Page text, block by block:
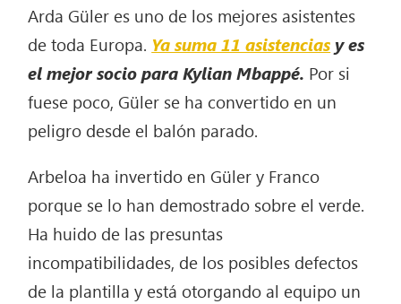
Arda Güler es uno de los mejores asistentes
de toda Europa. Ya suma 11 asistencias y es
el mejor socio para Kylian Mbappé. Por si
fuese poco, Güler se ha convertido en un
peligro desde el balón parado.
Arbeloa ha invertido en Güler y Franco
porque se lo han demostrado sobre el verde.
Ha huido de las presuntas
incompatibilidades, de los posibles defectos
de la plantilla y está otorgando al equipo un